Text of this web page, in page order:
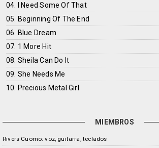
04. I Need Some Of That
05. Beginning Of The End
06. Blue Dream
07. 1 More Hit
08. Sheila Can Do It
09. She Needs Me
10. Precious Metal Girl
MIEMBROS
Rivers Cuomo: voz, guitarra, teclados